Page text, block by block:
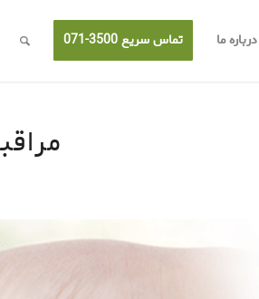
درباره ما تماس سریع 3500-071